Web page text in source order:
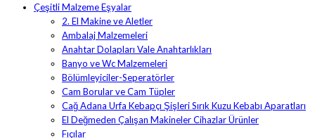
Çeşitli Malzeme Eşyalar
2. El Makine ve Aletler
Ambalaj Malzemeleri
Anahtar Dolapları Vale Anahtarlıkları
Banyo ve Wc Malzemeleri
Bölümleyiciler-Seperatörler
Cam Borular ve Cam Tüpler
Cağ Adana Urfa Kebapçı Şişleri Sırık Kuzu Kebabı Aparatları
El Değmeden Çalışan Makineler Cihazlar Ürünler
Fıçılar